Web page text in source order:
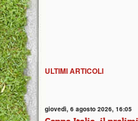
ULTIMI ARTICOLI
giovedì, 6 agosto 2026, 16:05